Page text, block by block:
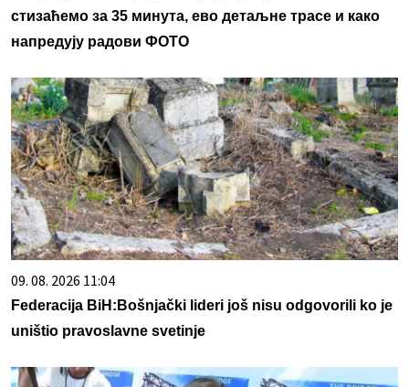
стизаћемо за 35 минута, ево детаљне трасе и како
напредују радови ФОТО
09. 08. 2026 11:04
Federacija BiH:Bošnjački lideri još nisu odgovorili ko je
uništio pravoslavne svetinje